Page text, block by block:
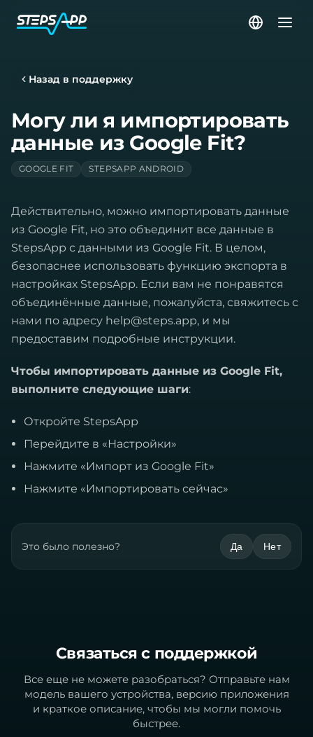
Назад в поддержку
Могу ли я импортировать
данные из Google Fit?
GOOGLE FIT STEPSAPP ANDROID
Действительно, можно импортировать данные
из Google Fit, но это объединит все данные в
StepsApp с данными из Google Fit. В целом,
безопаснее использовать функцию экспорта в
настройках StepsApp. Если вам не понравятся
объединённые данные, пожалуйста, свяжитесь с
нами по адресу help@steps.app, и мы
предоставим подробные инструкции.
Чтобы импортировать данные из Google Fit,
выполните следующие шаги:
Откройте StepsApp
Перейдите в «Настройки»
Нажмите «Импорт из Google Fit»
Нажмите «Импортировать сейчас»
Это было полезно? Да Нет
Связаться с поддержкой
Все еще не можете разобраться? Отправьте нам
модель вашего устройства, версию приложения
и краткое описание, чтобы мы могли помочь
быстрее.